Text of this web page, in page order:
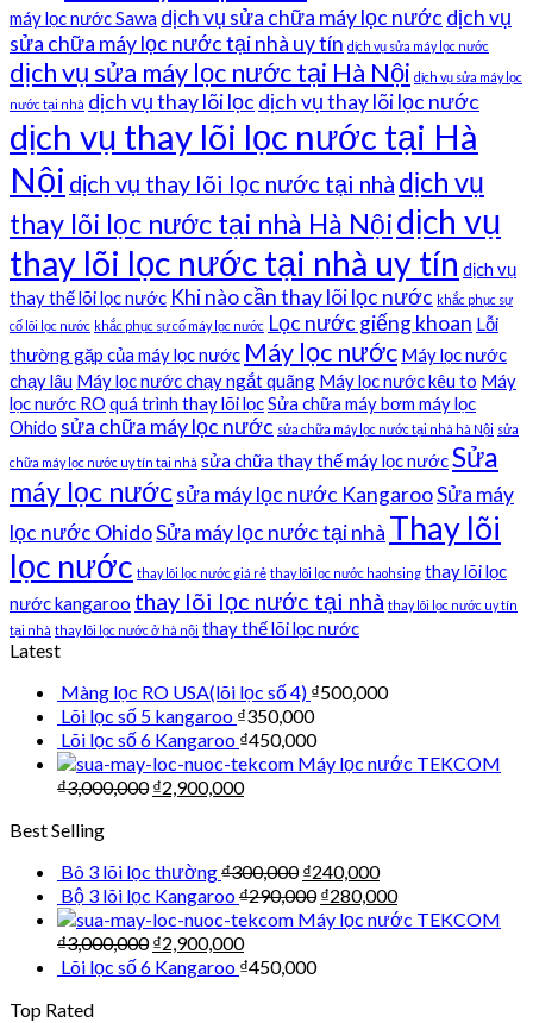
máy lọc nước Sawa dịch vụ sửa chữa máy lọc nước dịch vụ
sửa chữa máy lọc nước tại nhà uy tín dịch vụ sửa máy lọc nước
dịch vụ sửa máy lọc nước tại Hà Nội dịch vụ sửa máy lọc
nước tại nhà dịch vụ thay lõi lọc dịch vụ thay lõi lọc nước
dịch vụ thay lõi lọc nước tại Hà
Nội dịch vụ thay lõi lọc nước tại nhà dịch vụ
thay lõi lọc nước tại nhà Hà Nộidịch vụ
thay lõi lọc nước tại nhà uy tín dịch vụ
thay thế lõi lọc nước Khi nào cần thay lõi lọc nước khắc phục sự
cố lõi lọc nước khắc phục sự cố máy lọc nước Lọc nước giếng khoan Lỗi
thường gặp của máy lọc nước Máy lọc nước Máy lọc nước
chạy lâu Máy lọc nước chạy ngắt quãng Máy lọc nước kêu to Máy
lọc nước RO quá trình thay lõi lọcSửa chữa máy bơm máy lọc
Ohido sửa chữa máy lọc nước sửa chữa máy lọc nước tại nhà hà Nội sửa
chữa máy lọc nước uy tín tại nhà sửa chữa thay thế máy lọc nướcSửa
máy lọc nướcsửa máy lọc nước KangarooSửa máy
lọc nước OhidoSửa máy lọc nước tại nhà Thay lõi
lọc nước thay lõi lọc nước giá rẻ thay lõi lọc nước haohsing thay lõi lọc
nước kangaroo thay lõi lọc nước tại nhà thay lõi lọc nước uy tín
tại nhà thay lõi lọc nước ở hà nội thay thế lõi lọc nước
Latest
Màng lọc RO USA(lõi lọc số 4) ₫500,000
Lõi lọc số 5 kangaroo ₫350,000
Lõi lọc số 6 Kangaroo ₫450,000
Máy lọc nước TEKCOM
₫3,000,000 ₫2,900,000
Best Selling
Bô 3 lõi lọc thường₫300,000 ₫240,000
Bộ 3 lõi lọc Kangaroo₫290,000 ₫280,000
Máy lọc nước TEKCOM
₫3,000,000 ₫2,900,000
Lõi lọc số 6 Kangaroo ₫450,000
Top Rated